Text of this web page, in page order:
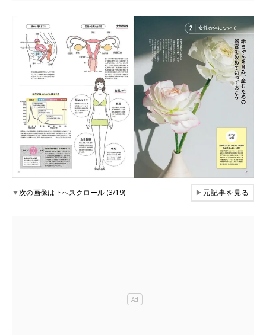
▼次の画像は下へスクロール (3/19) ▶元記事を見る